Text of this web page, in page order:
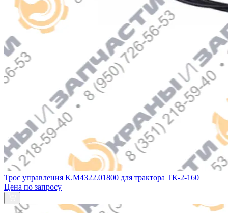
Трос управления К.М4322.01800 для трактора ТК-2-160
Цена по запросу